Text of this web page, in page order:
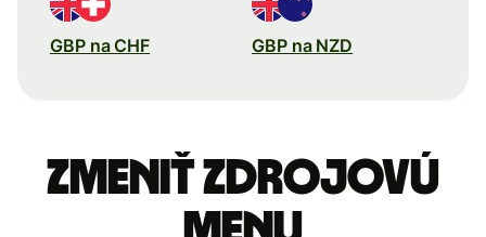
GBP na CHF GBP na NZD
Zmeniť zdrojovú